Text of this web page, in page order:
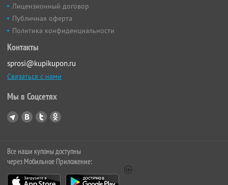
Лицензионный договор
Публичная оферта
Политика конфиденциальности
Контакты
sprosi@kupikupon.ru
Связаться с нами
Мы в Соцсетях
Все наши купоны доступны
через Мобильное Приложение: